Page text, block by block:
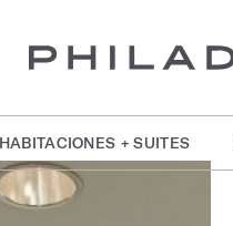
HABITACIONES + SUITES